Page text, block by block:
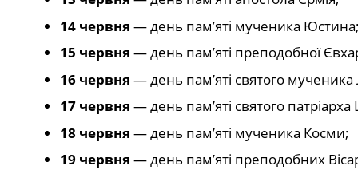
14 червня — день пам’яті мученика
15 червня — день пам’яті преподобної
16 червня — день пам’яті святого мученика
17 червня — день пам’яті святого
18 червня — день пам’яті мученика Косми;
19 червня — день пам’яті преподобних